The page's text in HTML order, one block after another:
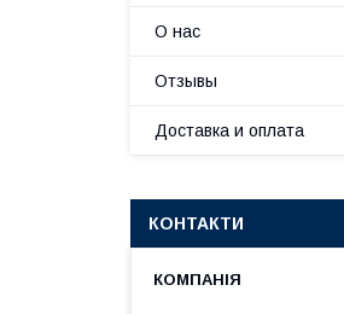
О нас
Отзывы
Доставка и оплата
КОНТАКТИ